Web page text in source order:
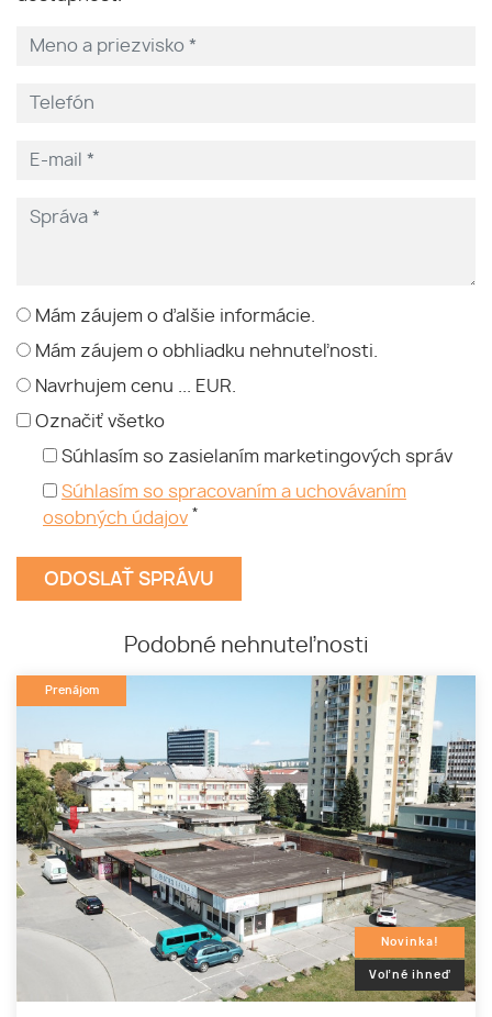
Mám záujem o ďalšie informácie.
Mám záujem o obhliadku nehnuteľnosti.
Navrhujem cenu ... EUR.
Označiť všetko
Súhlasím so zasielaním marketingových správ
Súhlasím so spracovaním a uchovávaním
osobných údajov *
Podobné nehnuteľnosti
Prenájom
Novinka!
Voľné ihneď